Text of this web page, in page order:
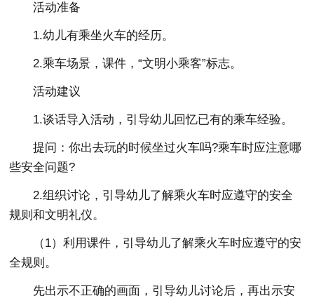
活动准备
1.幼儿有乘坐火车的经历。
2.乘车场景，课件，“文明小乘客”标志。
活动建议
1.谈话导入活动，引导幼儿回忆已有的乘车经验。
提问：你出去玩的时候坐过火车吗?乘车时应注意哪
些安全问题?
2.组织讨论，引导幼儿了解乘火车时应遵守的安全
规则和文明礼仪。
（1）利用课件，引导幼儿了解乘火车时应遵守的安
全规则。
先出示不正确的画面，引导幼儿讨论后，再出示安